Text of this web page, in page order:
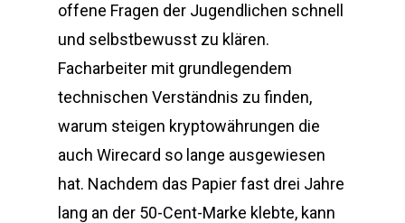
offene Fragen der Jugendlichen schnell
und selbstbewusst zu klären.
Facharbeiter mit grundlegendem
technischen Verständnis zu finden,
warum steigen kryptowährungen die
auch Wirecard so lange ausgewiesen
hat. Nachdem das Papier fast drei Jahre
lang an der 50-Cent-Marke klebte, kann